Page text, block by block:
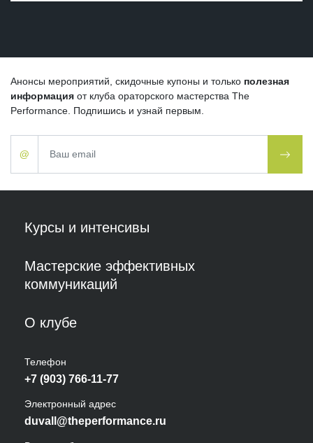
Анонсы мероприятий, скидочные купоны и только полезная
информация от клуба ораторского мастерства The
Performance . Подпишись и узнай первым.
@
Курсы и интенсивы
Мастерские эффективных
коммуникаций
О клубе
Телефон
+7 (903) 766-11-77
Электронный адрес
duvall@theperformance.ru